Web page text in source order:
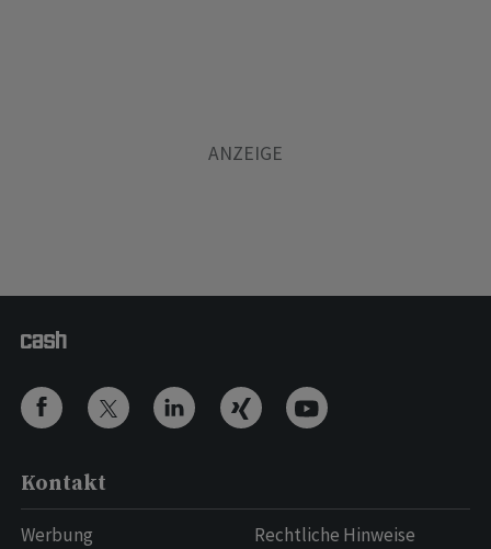
Kontakt
Werbung
Rechtliche Hinweise